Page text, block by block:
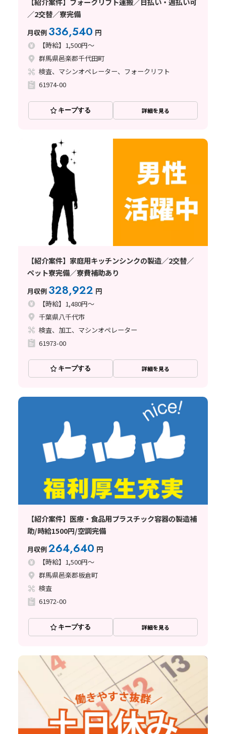
／2交替／寮完備
月収例 336,540 円
【時給】1,500円～
群馬県邑楽郡千代田町
検査、マシンオペレーター、フォークリフト
61974-00
キープする 詳細を見る
【紹介案件】家庭用キッチンシンクの製造／2交替／
ペット寮完備／寮費補助あり
月収例 328,922 円
【時給】1,480円～
千葉県八千代市
検査、加工、マシンオペレーター
61973-00
キープする 詳細を見る
【紹介案件】医療・食品用プラスチック容器の製造補
助/時給1500円/空調完備
月収例264,640 円
【時給】1,500円～
群馬県邑楽郡板倉町
検査
61972-00
キープする 詳細を見る